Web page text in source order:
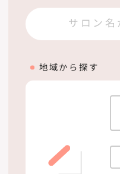
地域から探す